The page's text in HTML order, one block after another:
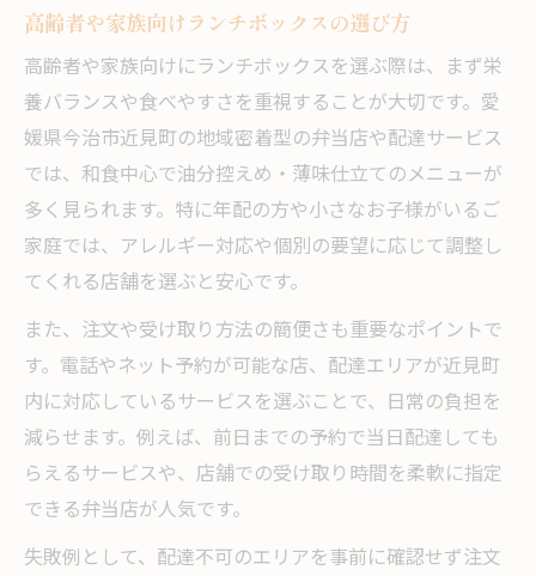
高齢者や家族向けランチボックスの選び方
高齢者や家族向けにランチボックスを選ぶ際は、まず栄
養バランスや食べやすさを重視することが大切です。愛
媛県今治市近見町の地域密着型の弁当店や配達サービス
では、和食中心で油分控えめ・薄味仕立てのメニューが
多く見られます。特に年配の方や小さなお子様がいるご
家庭では、アレルギー対応や個別の要望に応じて調整し
てくれる店舗を選ぶと安心です。
また、注文や受け取り方法の簡便さも重要なポイントで
す。電話やネット予約が可能な店、配達エリアが近見町
内に対応しているサービスを選ぶことで、日常の負担を
減らせます。例えば、前日までの予約で当日配達しても
らえるサービスや、店舗での受け取り時間を柔軟に指定
できる弁当店が人気です。
失敗例として、配達不可のエリアを事前に確認せず注文